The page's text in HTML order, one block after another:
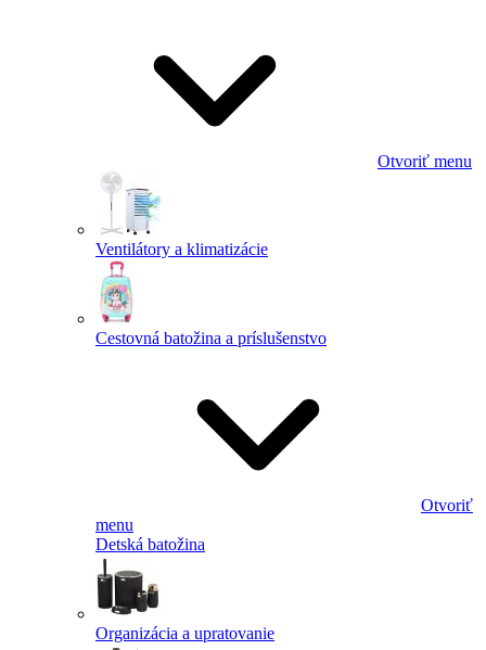
Otvoriť menu
Ventilátory a klimatizácie
Cestovná batožina a príslušenstvo
Otvoriť
menu
Detská batožina
Organizácia a upratovanie